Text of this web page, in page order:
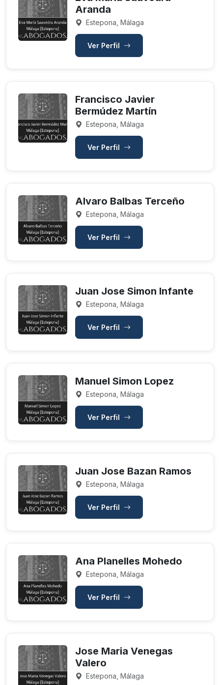
Aranda
Estepona, Málaga
Ver Perfil
Francisco Javier
Bermúdez Martín
Estepona, Málaga
Ver Perfil
Alvaro Balbas Terceño
Estepona, Málaga
Ver Perfil
Juan Jose Simon Infante
Estepona, Málaga
Ver Perfil
Manuel Simon Lopez
Estepona, Málaga
Ver Perfil
Juan Jose Bazan Ramos
Estepona, Málaga
Ver Perfil
Ana Planelles Mohedo
Estepona, Málaga
Ver Perfil
Jose Maria Venegas
Valero
Estepona, Málaga